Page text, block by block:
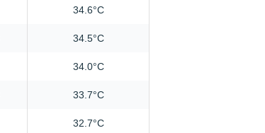
34.6°C
34.5°C
34.0°C
33.7°C
32.7°C